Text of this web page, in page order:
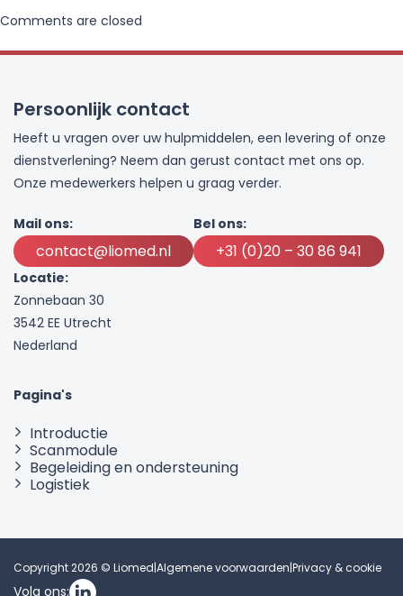
Comments are closed
Persoonlijk contact
Heeft u vragen over uw hulpmiddelen, een levering of onze
dienstverlening? Neem dan gerust contact met ons op.
Onze medewerkers helpen u graag verder.
Mail ons:
contact@liomed.nl
Bel ons:
+31 (0)20 – 30 86 941
Locatie:
Zonnebaan 30
3542 EE Utrecht
Nederland
Pagina's
Introductie
Scanmodule
Begeleiding en ondersteuning
Logistiek
Copyright 2026 © Liomed|Algemene voorwaarden|Privacy & cookie
Volg ons: